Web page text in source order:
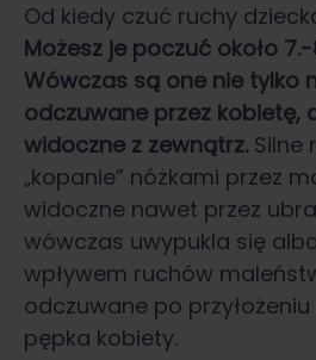
Od kiedy czuć ruchy
Możesz je poczuć około
Wówczas są one nie tylko
odczuwane przez kobietę,
widoczne z zewnątrz. Silne
„kopanie” nóżkami przez
widoczne nawet przez
wówczas uwypukla się
wpływem ruchów
odczuwane po
pępka kobiety.